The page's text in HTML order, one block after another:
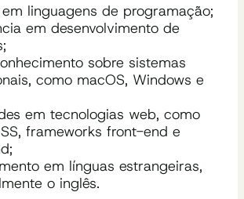
linguagens de programação;
em desenvolvimento de
sobre sistemas
como macOS, Windows e
em tecnologias web, como
frameworks front-end e
em línguas estrangeiras,
o inglês.